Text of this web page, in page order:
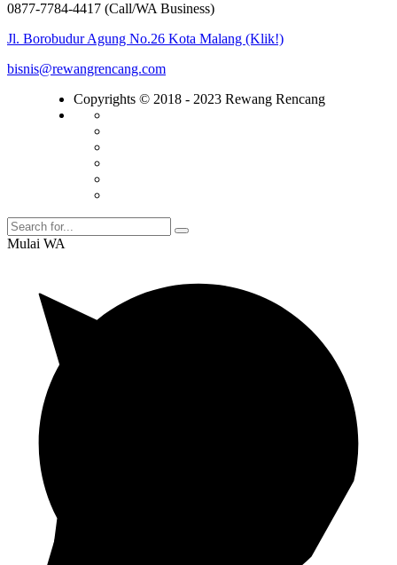
0877-7784-4417 (Call/WA Business)
Jl. Borobudur Agung No.26 Kota Malang (Klik!)
bisnis@rewangrencang.com
Copyrights © 2018 - 2023 Rewang Rencang
Mulai WA